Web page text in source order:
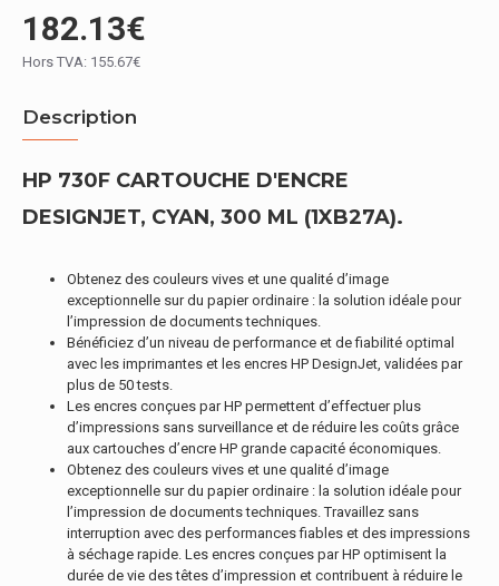
182.13€
Hors TVA: 155.67€
Description
HP 730F CARTOUCHE D'ENCRE
DESIGNJET, CYAN, 300 ML (1XB27A).
Obtenez des couleurs vives et une qualité d’image
exceptionnelle sur du papier ordinaire : la solution idéale pour
l’impression de documents techniques.
Bénéficiez d’un niveau de performance et de fiabilité optimal
avec les imprimantes et les encres HP DesignJet, validées par
plus de 50 tests.
Les encres conçues par HP permettent d’effectuer plus
d’impressions sans surveillance et de réduire les coûts grâce
aux cartouches d’encre HP grande capacité économiques.
Obtenez des couleurs vives et une qualité d’image
exceptionnelle sur du papier ordinaire : la solution idéale pour
l’impression de documents techniques. Travaillez sans
interruption avec des performances fiables et des impressions
à séchage rapide. Les encres conçues par HP optimisent la
durée de vie des têtes d’impression et contribuent à réduire le